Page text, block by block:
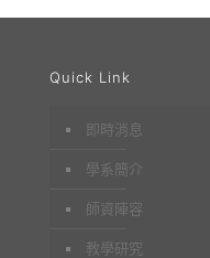
Quick Link
即時消息
學系簡介
師資陣容
教學研究